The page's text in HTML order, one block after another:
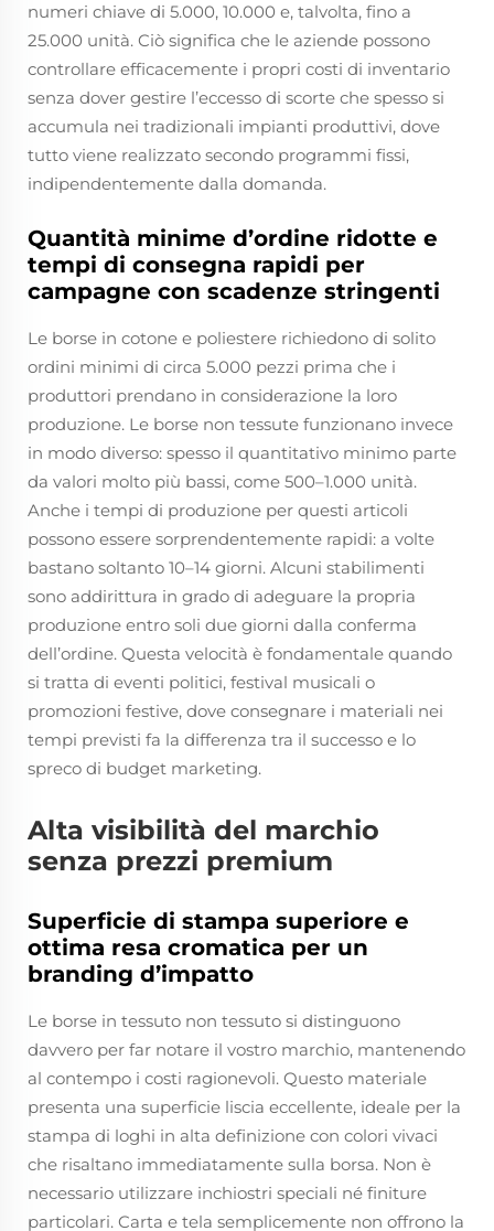
numeri chiave di 5.000, 10.000 e, talvolta, fino a
25.000 unità. Ciò significa che le aziende possono
controllare efficacemente i propri costi di inventario
senza dover gestire l’eccesso di scorte che spesso si
accumula nei tradizionali impianti produttivi, dove
tutto viene realizzato secondo programmi fissi,
indipendentemente dalla domanda.
Quantità minime d’ordine ridotte e
tempi di consegna rapidi per
campagne con scadenze stringenti
Le borse in cotone e poliestere richiedono di solito
ordini minimi di circa 5.000 pezzi prima che i
produttori prendano in considerazione la loro
produzione. Le borse non tessute funzionano invece
in modo diverso: spesso il quantitativo minimo parte
da valori molto più bassi, come 500–1.000 unità.
Anche i tempi di produzione per questi articoli
possono essere sorprendentemente rapidi: a volte
bastano soltanto 10–14 giorni. Alcuni stabilimenti
sono addirittura in grado di adeguare la propria
produzione entro soli due giorni dalla conferma
dell’ordine. Questa velocità è fondamentale quando
si tratta di eventi politici, festival musicali o
promozioni festive, dove consegnare i materiali nei
tempi previsti fa la differenza tra il successo e lo
spreco di budget marketing.
Alta visibilità del marchio
senza prezzi premium
Superficie di stampa superiore e
ottima resa cromatica per un
branding d’impatto
Le borse in tessuto non tessuto si distinguono
davvero per far notare il vostro marchio, mantenendo
al contempo i costi ragionevoli. Questo materiale
presenta una superficie liscia eccellente, ideale per la
stampa di loghi in alta definizione con colori vivaci
che risaltano immediatamente sulla borsa. Non è
necessario utilizzare inchiostri speciali né finiture
particolari. Carta e tela semplicemente non offrono la